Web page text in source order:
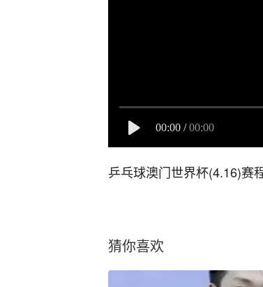
00:00 / 00:00
乒乓球澳门世界杯(4.16)赛
猜你喜欢